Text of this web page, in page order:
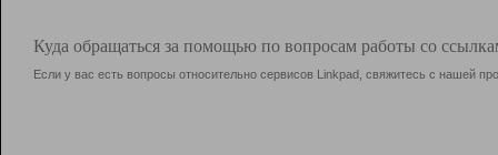
Куда обращаться за помощью по вопросам работы со
Если у вас есть вопросы относительно сервисов Linkpad, свяжитесь с нашей